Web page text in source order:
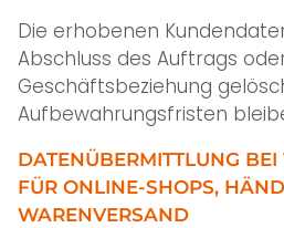
Die erhobenen
Abschluss des Auftrags
Geschäftsbeziehung
Aufbewahrungsfristen
DATENÜBERMITTLUNG BEI
FÜR ONLINE-SHOPS,
WARENVERSAND